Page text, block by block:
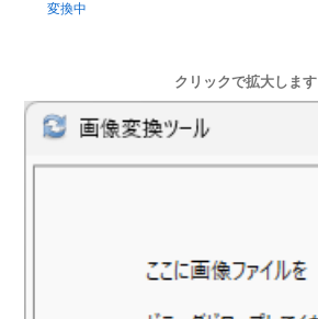
変換中
クリックで拡大します